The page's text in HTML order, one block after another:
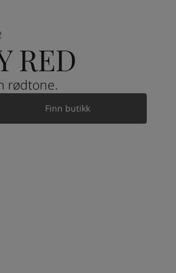
RED
rødtone.
Finn butikk